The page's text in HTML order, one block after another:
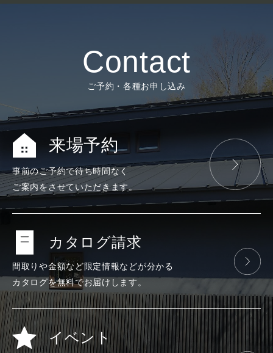
Contact
ご予約・各種お申し込み
来場予約
事前のご予約で待ち時間なく
ご案内をさせていただきます。
カタログ請求
間取りや金額など限定情報などが分かる
カタログを無料でお届けします。
イベント